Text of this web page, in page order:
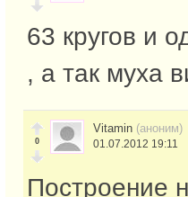
63 кругов и
, а так муха
0
Vitamin (аноним)
01.07.2012 19:11
Построение